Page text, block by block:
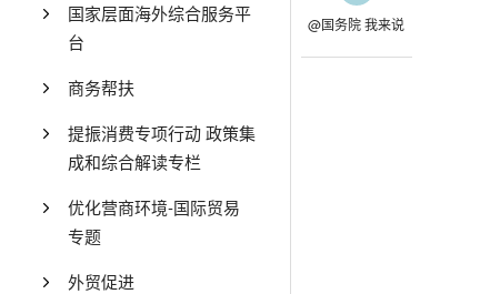
国家层面海外综合服务平
台
商务帮扶
提振消费专项行动 政策集
成和综合解读专栏
优化营商环境-国际贸易
专题
外贸促进
@国务院 我来说